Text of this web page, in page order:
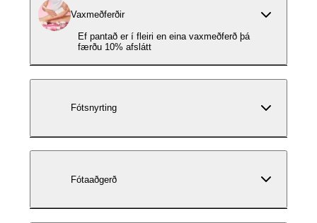
Vaxmeðferðir
Ef pantað er í fleiri en eina vaxmeðferð þá
færðu 10% afslátt
Fótsnyrting
Fótaaðgerð